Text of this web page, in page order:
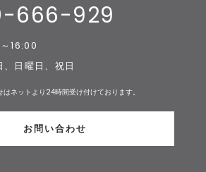
666-929
16:00
日曜日、祝日
ネットより24時間受け付けております。
お問い合わせ